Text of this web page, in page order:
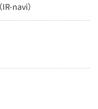
navi）